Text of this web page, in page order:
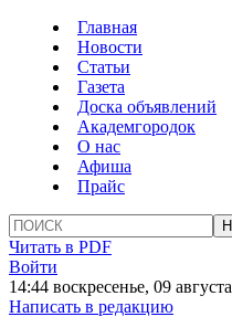
Главная
Новости
Статьи
Газета
Доска объявлений
Академгородок
О нас
Афиша
Прайс
Читать в PDF
Войти
14:44 воскресенье, 09 августа
Написать в редакцию